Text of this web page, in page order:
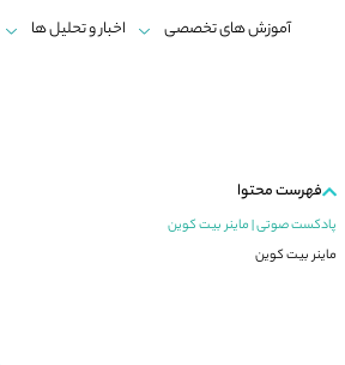
آموزش های تخصصی اخبار و تحلیل ها
فهرست محتوا
پادکست صوتی | ماینر بیت کوین
ماینر بیت کوین